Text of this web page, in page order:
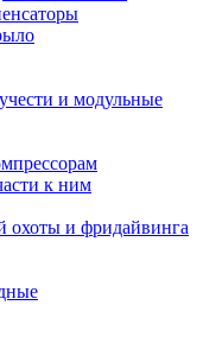
и модульные
к ним
охоты и фридайвинга